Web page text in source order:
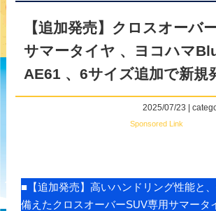
【追加発売】クロスオーバ
サマータイヤ 、ヨコハマ
AE61 、6サイズ追加で新規
2025/07/23 |
Sponsored Link
■【追加発売】高いハンドリング性能と
備えたクロスオーバーSUV専用サマータ